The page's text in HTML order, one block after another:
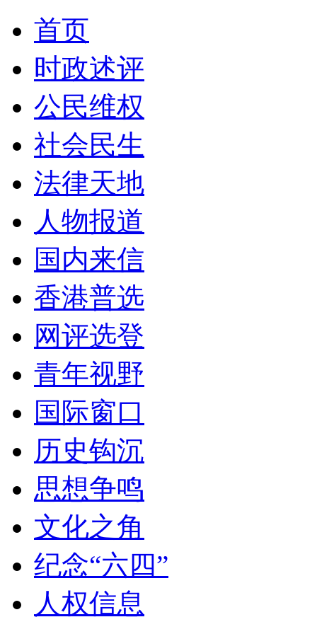
首页
时政述评
公民维权
社会民生
法律天地
人物报道
国内来信
香港普选
网评选登
青年视野
国际窗口
历史钩沉
思想争鸣
文化之角
纪念“六四”
人权信息